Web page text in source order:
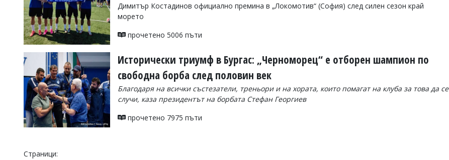
Димитър Костадинов официално премина в „Локомотив“ (София) след силен сезон край
морето
прочетено 5006 пъти
Исторически триумф в Бургас: „Черноморец“ е отборен шампион по
свободна борба след половин век
Благодаря на всички състезатели, треньори и на хората, които помагат на клуба за това да се
случи, каза президентът на борбата Стефан Георгиев
прочетено 7975 пъти
Страници: